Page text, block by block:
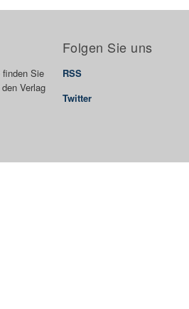
Sie
Verlag
Folgen Sie uns
RSS
Twitter